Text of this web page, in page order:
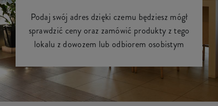
Podaj swój adres dzięki czemu będziesz mógł
sprawdzić ceny oraz zamówić produkty z tego
lokalu z dowozem lub odbiorem osobistym